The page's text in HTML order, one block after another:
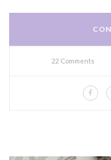
22 Comments